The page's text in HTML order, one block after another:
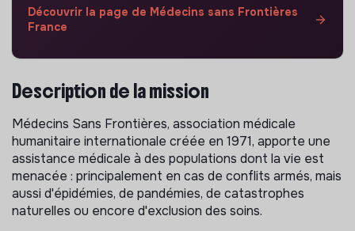
Découvrir la page de Médecins sans Frontières
France
Description de la mission
Médecins Sans Frontières, association médicale
humanitaire internationale créée en 1971, apporte une
assistance médicale à des populations dont la vie est
menacée : principalement en cas de conflits armés, mais
aussi d'épidémies, de pandémies, de catastrophes
naturelles ou encore d'exclusion des soins.